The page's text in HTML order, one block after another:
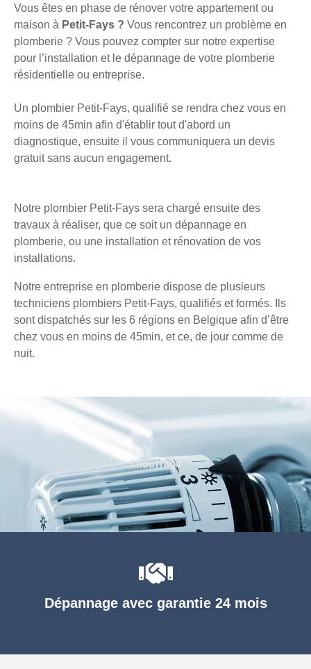
Vous êtes en phase de rénover votre appartement ou
maison à Petit-Fays ? Vous rencontrez un problème en
plomberie ? Vous pouvez compter sur notre expertise
pour l’installation et le dépannage de votre plomberie
résidentielle ou entreprise.
Un plombier Petit-Fays, qualifié se rendra chez vous en
moins de 45min afin d'établir tout d'abord un
diagnostique, ensuite il vous communiquera un devis
gratuit sans aucun engagement.
Notre plombier Petit-Fays sera chargé ensuite des
travaux à réaliser, que ce soit un dépannage en
plomberie, ou une installation et rénovation de vos
installations.
Notre entreprise en plomberie dispose de plusieurs
techniciens plombiers Petit-Fays, qualifiés et formés. Ils
sont dispatchés sur les 6 régions en Belgique afin d’être
chez vous en moins de 45min, et ce, de jour comme de
nuit.
Dépannage avec garantie 24 mois
Chauffage